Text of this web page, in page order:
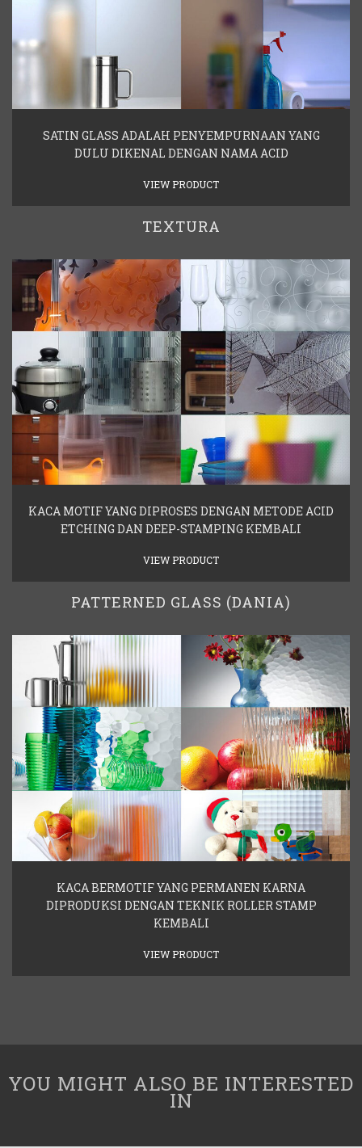
SATIN GLASS ADALAH PENYEMPURNAAN YANG
DULU DIKENAL DENGAN NAMA ACID
VIEW PRODUCT
TEXTURA
KACA MOTIF YANG DIPROSES DENGAN METODE ACID
ETCHING DAN DEEP-STAMPING KEMBALI
VIEW PRODUCT
PATTERNED GLASS (DANIA)
KACA BERMOTIF YANG PERMANEN KARNA
DIPRODUKSI DENGAN TEKNIK ROLLER STAMP
KEMBALI
VIEW PRODUCT
YOU MIGHT ALSO BE INTERESTED
IN